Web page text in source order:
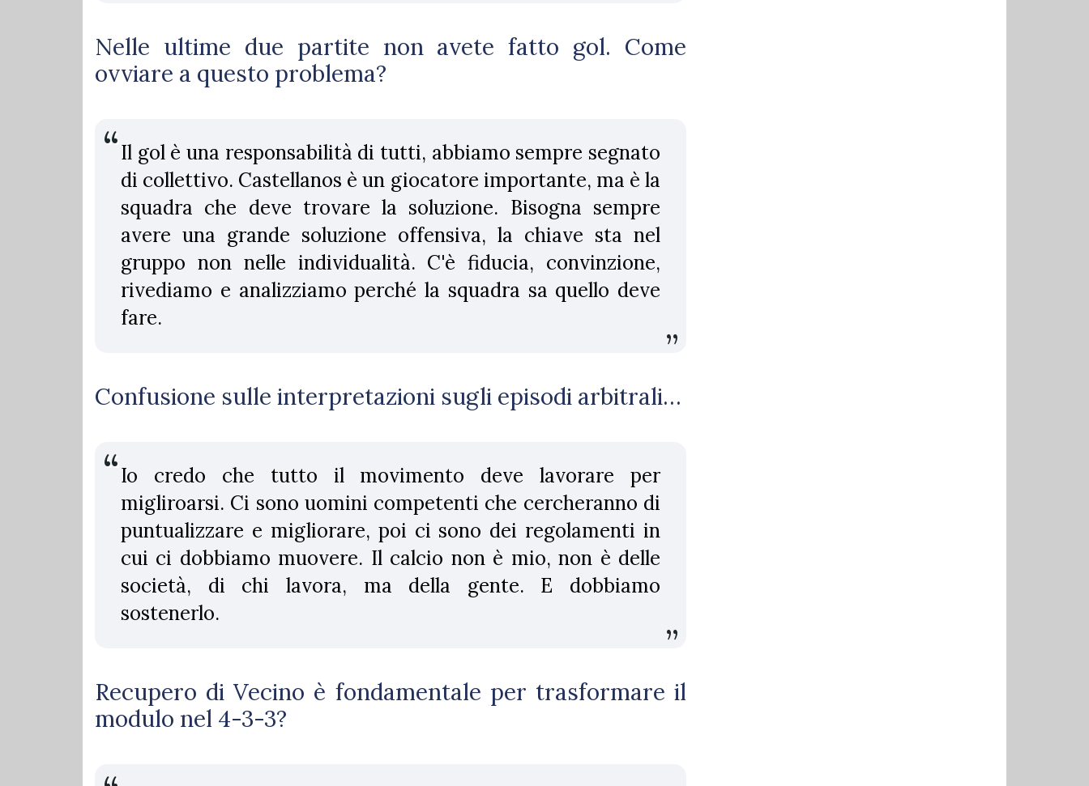
Nelle ultime due partite non avete fatto gol. Come
ovviare a questo problema?
Il gol è una responsabilità di tutti, abbiamo sempre segnato
di collettivo. Castellanos è un giocatore importante, ma è la
squadra che deve trovare la soluzione. Bisogna sempre
avere una grande soluzione offensiva, la chiave sta nel
gruppo non nelle individualità. C'è fiducia, convinzione,
rivediamo e analizziamo perché la squadra sa quello deve
fare.
Confusione sulle interpretazioni sugli episodi arbitrali…
Io credo che tutto il movimento deve lavorare per
migliroarsi. Ci sono uomini competenti che cercheranno di
puntualizzare e migliorare, poi ci sono dei regolamenti in
cui ci dobbiamo muovere. Il calcio non è mio, non è delle
società, di chi lavora, ma della gente. E dobbiamo
sostenerlo.
Recupero di Vecino è fondamentale per trasformare il
modulo nel 4-3-3?